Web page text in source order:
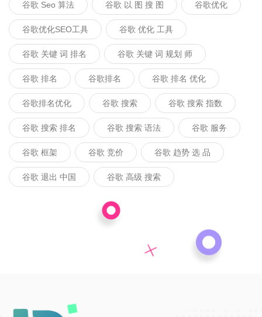
谷歌 Seo 算法 谷歌 以 图 搜 图 谷歌优化
谷歌优化SEO工具 谷歌 优化 工具
谷歌 关键 词 排名 谷歌 关键 词 规划 师
谷歌 排名 谷歌排名 谷歌 排名 优化
谷歌排名优化 谷歌 搜索 谷歌 搜索 指数
谷歌 搜索 排名 谷歌 搜索 语法 谷歌 服务
谷歌 框架 谷歌 竞价 谷歌 趋势 选 品
谷歌 退出 中国 谷歌 高级 搜索